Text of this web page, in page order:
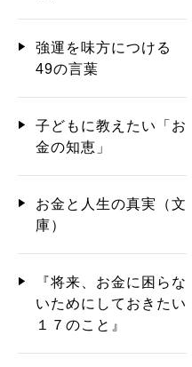
強運を味方につける
49の言葉
子どもに教えたい「お
金の知恵」
お金と人生の真実（文
庫）
『将来、お金に困らな
いためにしておきたい
１７のこと』